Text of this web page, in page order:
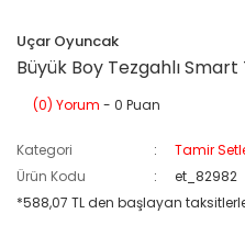
Uçar Oyuncak
Büyük Boy Tezgahlı
(0) Yorum - 0 Puan
Kategori
Tamir
Ürün Kodu
et_82982
*588,07 TL den başlayan